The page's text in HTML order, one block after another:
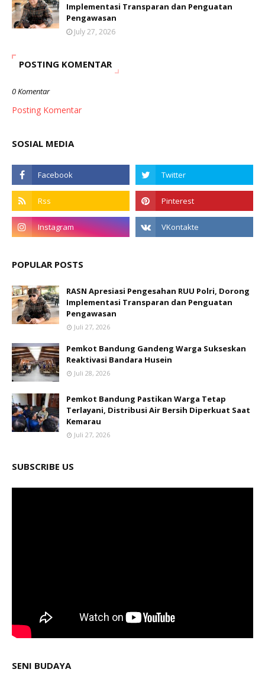
Implementasi Transparan dan Penguatan
Pengawasan
July 27, 2026
POSTING KOMENTAR
0 Komentar
Posting Komentar
SOSIAL MEDIA
POPULAR POSTS
RASN Apresiasi Pengesahan RUU Polri, Dorong
Implementasi Transparan dan Penguatan
Pengawasan
Juli 27, 2026
Pemkot Bandung Gandeng Warga Sukseskan
Reaktivasi Bandara Husein
Juli 28, 2026
Pemkot Bandung Pastikan Warga Tetap
Terlayani, Distribusi Air Bersih Diperkuat Saat
Kemarau
Juli 27, 2026
SUBSCRIBE US
SENI BUDAYA